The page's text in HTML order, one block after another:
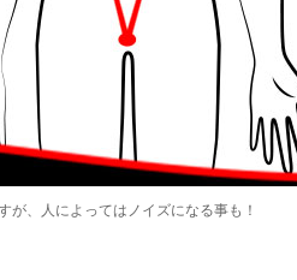
が、人によってはノイズになる事も！